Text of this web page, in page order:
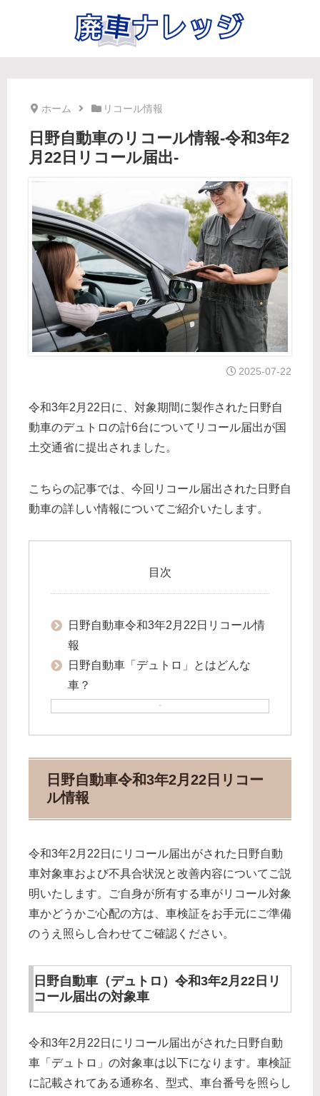
ホーム リコール情報
日野自動車のリコール情報-令和3年2
月22日リコール届出-
2025-07-22
令和3年2月22日に、対象期間に製作された日野自
動車のデュトロの計6台についてリコール届出が国
土交通省に提出されました。
こちらの記事では、今回リコール届出された日野自
動車の詳しい情報についてご紹介いたします。
目次
日野自動車令和3年2月22日リコール情
報
日野自動車「デュトロ」とはどんな
車？
日野自動車令和3年2月22日リコー
ル情報
令和3年2月22日にリコール届出がされた日野自動
車対象車および不具合状況と改善内容についてご説
明いたします。ご自身が所有する車がリコール対象
車かどうかご心配の方は、車検証をお手元にご準備
のうえ照らし合わせてご確認ください。
日野自動車（デュトロ）令和3年2月22日リ
コール届出の対象車
令和3年2月22日にリコール届出がされた日野自動
車「デュトロ」の対象車は以下になります。車検証
に記載されてある通称名、型式、車台番号を照らし